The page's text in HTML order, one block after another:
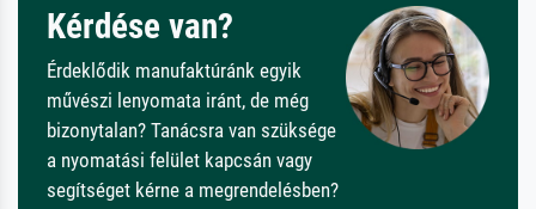
Kérdése van?
Érdeklődik manufaktúránk egyik
művészi lenyomata iránt, de még
bizonytalan? Tanácsra van szüksége
a nyomatási felület kapcsán vagy
segítséget kérne a megrendelésben?